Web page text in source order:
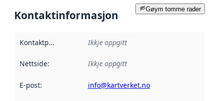
Gøym tomme rader
Kontaktinformasjon
Kontaktpunkt Ikkje oppgitt
Nettside: Ikkje oppgitt
E-post: info@kartverket.no